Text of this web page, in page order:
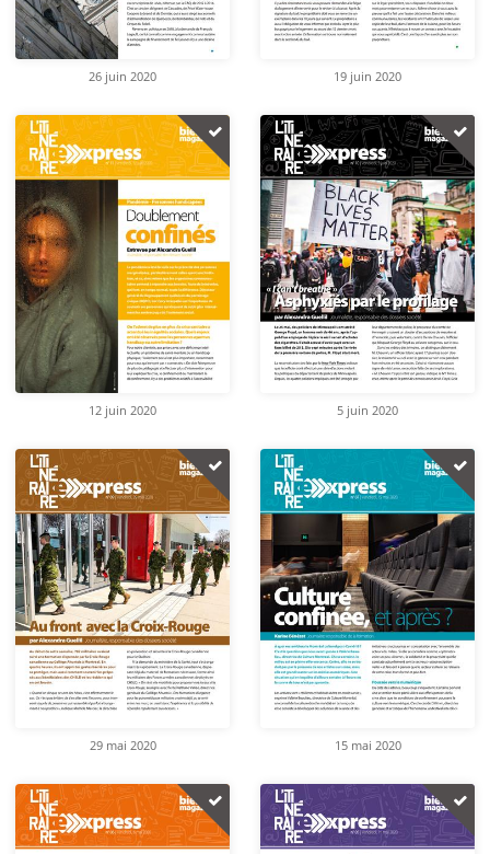
26 juin 2020 19 juin 2020
12 juin 2020 5 juin 2020
29 mai 2020 15 mai 2020